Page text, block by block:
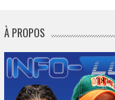
À PROPOS